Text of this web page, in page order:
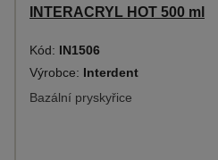
INTERACRYL HOT 500 ml
Kód: IN1506
Výrobce: Interdent
Bazální pryskyřice